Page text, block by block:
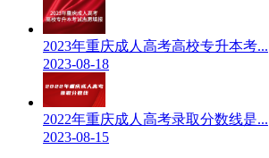
2023年重庆成人高考高校专升本考...
2023-08-18
2022年重庆成人高考录取分数线是...
2023-08-15